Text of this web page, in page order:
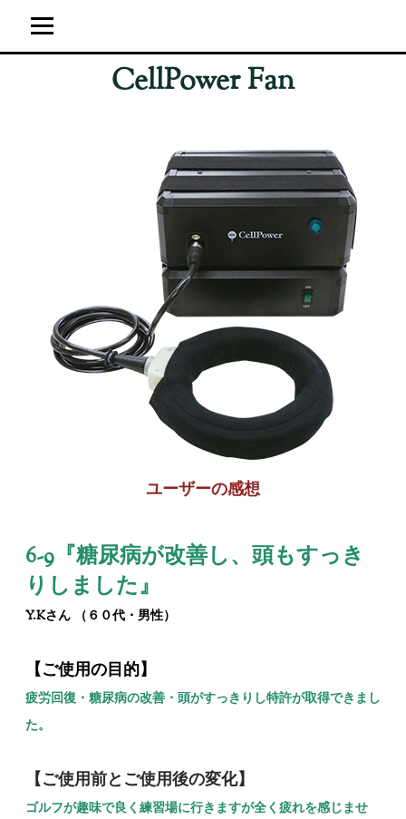
超強力神経波磁力線発生器
CellPower Fan
ユーザーの感想
6-9『糖尿病が改善し、頭もすっき
りしました』
Y.Kさん （６０代・男性）
【ご使用の目的】
疲労回復・糖尿病の改善・頭がすっきりし特許が取得できまし
た。
【ご使用前とご使用後の変化】
ゴルフが趣味で良く練習場に行きますが全く疲れを感じませ